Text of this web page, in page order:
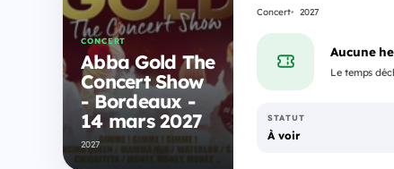
CONCERT
Abba Gold The
Concert Show
- Bordeaux -
14 mars 2027
2027
Concert 2027
Aucune
Le temps
STATUT
À voir